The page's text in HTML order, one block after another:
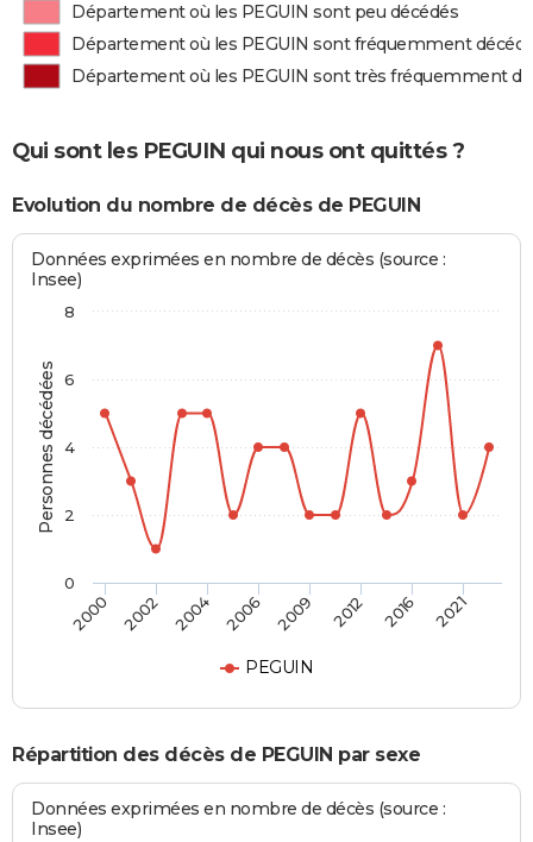
Département où les PEGUIN sont peu décédés
Département où les PEGUIN sont fréquemment
Département où les PEGUIN sont très fréquemment
Qui sont les PEGUIN qui nous ont quittés ?
Evolution du nombre de décès de PEGUIN
Personnes décédées
Données exprimées en nombre de décès (source :
Insee)
PEGUIN
2000 2002 2004 2006 2009 2012 2016 2021
0
2
4
6
8
Répartition des décès de PEGUIN par sexe
Données exprimées en nombre de décès (source :
Insee)